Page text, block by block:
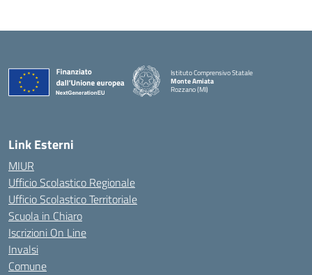
Istituto Comprensivo Statale
Monte Amiata
Rozzano (MI)
Link Esterni
MIUR
Ufficio Scolastico Regionale
Ufficio Scolastico Territoriale
Scuola in Chiaro
Iscrizioni On Line
Invalsi
Comune